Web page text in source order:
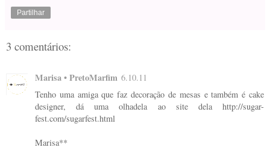
Partilhar
3 comentários:
Marisa • PretoMarfim 6.10.11
Tenho uma amiga que faz decoração de mesas e também é cake
designer, dá uma olhadela ao site dela http://sugar-
fest.com/sugarfest.html
Marisa**